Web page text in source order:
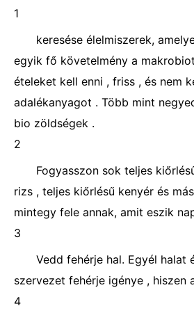
1
keresése élelmiszerek,
egyik fő követelmény a
ételeket kell enni , friss , és nem
adalékanyagot . Több mint
bio zöldségek .
2
Fogyasszon sok teljes
rizs , teljes kiőrlésű kenyér és
mintegy fele annak, amit eszik
3
Vedd fehérje hal. Egyél halat
szervezet fehérje igénye , hiszen
4